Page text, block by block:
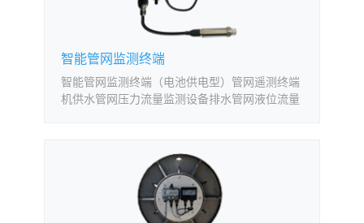
智能管网监测终端
智能管网监测终端（电池供电型）管网遥测终端
机供水管网压力流量监测设备排水管网液位流量